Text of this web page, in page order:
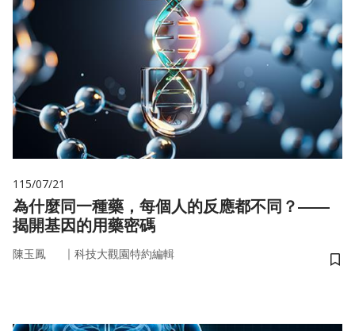
115/07/21
為什麼同一種藥，每個人的反應都不同？——
揭開基因的用藥密碼
陳玉鳳 ｜ 科技大觀園特約編輯
儲